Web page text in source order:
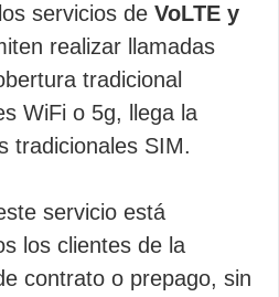
servicios de VoLTE y
realizar llamadas
tradicional
WiFi o 5g, llega la
tradicionales SIM.
servicio está
los clientes de la
contrato o prepago, sin